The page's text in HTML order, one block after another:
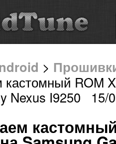
>
кастомный ROM
Nexus I9250 15/